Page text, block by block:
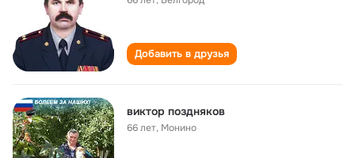
Добавить в друзья
виктор поздняков
66 лет, Монино